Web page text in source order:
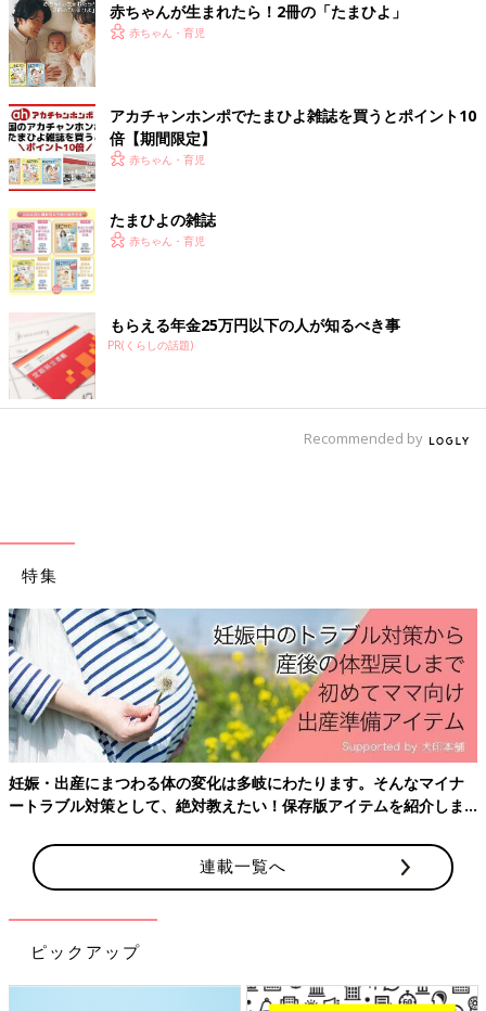
妊婦健診のために沖縄本島に行くとなると、朝のフェリーで向か
い、帰りのフェリーは夕方なので1日がかりです。ときには1泊し
て帰ることもありました。
島では分娩ができないので、妊娠後期には沖縄本島に行って生活
をすることもあります。私の場合は妊娠34週まで働き、その後は
実家のある横浜に戻り、里帰り出産をしました。
出産後は、2カ月くらいまでは実家にいて、その後島に戻りまし
た。育休は当初は1年間の取得の予定で、代診医師が診療所に来
てくれていました。
ただ、島の保育士がたりず、育休が明けても私の復職のめどが立
年間取得してほしい」ということになり･･･。それならと夫婦で
相談し、育休中に2人目を産んで体制が整ってから復職するのが
いのではないかと計画しました。妊娠し、2024年2月、第2子を
出産しました。2024年9月に復職し、育休は2年半取得したこと
ーに乗って沖縄本島で受けました。子どもを連れてフェリーで移
動というのが結構大変で。
バタバタしていました。でも、2年半育休を取得している間は、
「島のお医者さん」ではなく、ママなので、ほかのママとも仲よ
くなれて、とても貴重な時間だったと思います。
――島では保育士がたりていないのでしょうか？
真栄田 島には保育園、小学校、中学校が各1校ずつあります。
子どもの数は1学年10人くらいなのですが、保育士の数がたりま
せん。
働くことを希望しています。保育士の移住者を募ることもしてい
るのですが、ギリギリの状態です。
赤ちゃんが生まれたら！2冊の「たまひよ」
赤ちゃん・育児
アカチャンホンポでたまひよ雑誌を買うとポイント10
倍【期間限定】
赤ちゃん・育児
たまひよの雑誌
赤ちゃん・育児
もらえる年金25万円以下の人が知るべき事
PR(くらしの話題)
Recommended by
特集
・出産にまつわる体の変化は多岐にわたります。そんなマイナ
ラブル対策として、絶対教えたい！保存版アイテムを紹介しま
て
連載一覧へ
ピックアップ